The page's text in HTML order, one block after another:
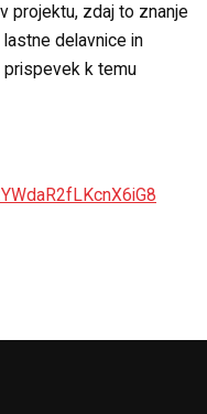
projektu, zdaj to znanje
delavnice in
prispevek k temu